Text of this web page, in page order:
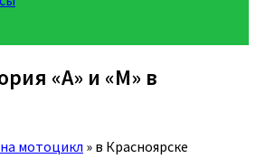
«A» и «M» в
мотоцикл » в Красноярске